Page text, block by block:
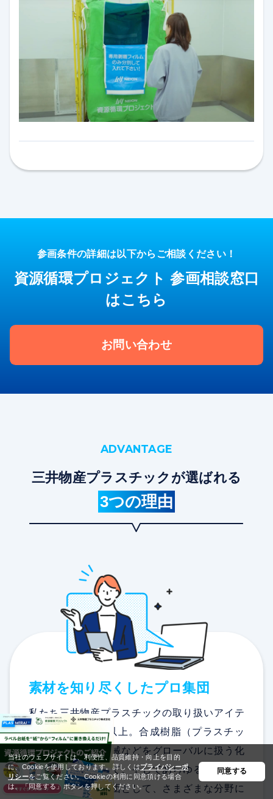
参画条件の詳細は以下からご相談ください！
資源循環プロジェクト 参画相談窓口
はこちら
お問い合わせ
ADVANTAGE
三井物産プラスチックが選ばれる
3つの理由
素材を知り尽くしたプロ集団
私たち三井物産プラスチックの取り扱いアイテ
ム数は3,000種類以上。合成樹脂（プラスチッ
ク）や化学品、機械などをグローバルに扱う化
学品専門商社として、そしてあらゆる素材を知
り尽くしたプロ集団として、さまざまな分野に
当社のウェブサイトは、利便性、品質維持・向上を目的
に、Cookieを使用しております。 詳しくはプライバシーポ
リシーをご覧ください。Cookieの利用に同意頂ける場合
は、「同意する」ボタンを押してください。
同意する